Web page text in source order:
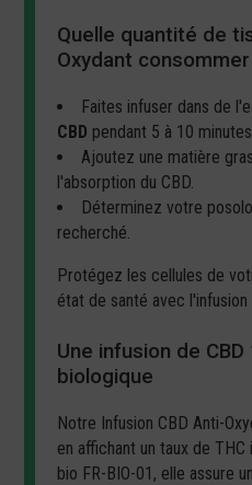
Quelle quantité de
Oxydant
Faites infuser dans de
CBD pendant 5 à 10 minutes.
Ajoutez une matière
l'absorption du CBD.
Déterminez votre
recherché.
Protégez les cellules de
état de santé avec l'infusion
Une infusion de
biologique
Notre Infusion CBD Anti-
en affichant un taux de
bio FR-BIO-01, elle assure